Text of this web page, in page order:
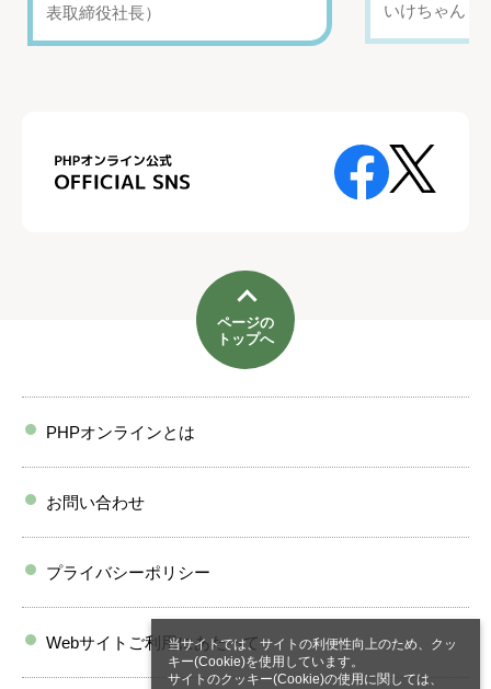
当サイトでは、サイトの利便性向上のため、クッ
キー(Cookie)を使用しています。
サイトのクッキー(Cookie)の使用に関しては、
表取締役社長）
いけちゃん（
ページの
トップへ
PHPオンラインとは
お問い合わせ
プライバシーポリシー
Webサイトご利用にあたって